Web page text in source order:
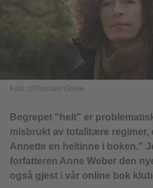
Foto: ©Thorsten Greve
Begrepet "helt" er
misbrukt av totalitære regimer,
Annette en heltinne i boken."
forfatteren Anne Weber den
også gjest i vår online bok